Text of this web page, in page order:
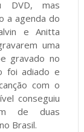
mas
a agenda do
e Anitta
uma
gravado no
foi adiado e
com o
conseguiu
de duas
Brasil.